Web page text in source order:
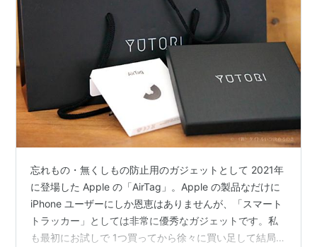
忘れもの・無くしもの防止用のガジェットとして 2021年
に登場した Apple の「AirTag」。Apple の製品なだけに
iPhone ユーザーにしか恩恵はありませんが、「スマート
トラッカー」としては非常に優秀なガジェットです。私
も最初にお試しで 1つ買ってから徐々に買い足して結局 4